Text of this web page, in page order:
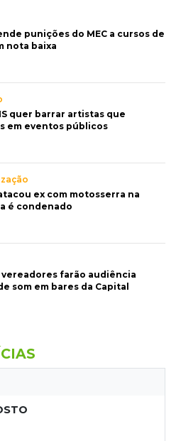
punições do MEC a cursos de
nota baixa
quer barrar artistas que
em eventos públicos
ex com motosserra na
é condenado
farão audiência
som em bares da Capital